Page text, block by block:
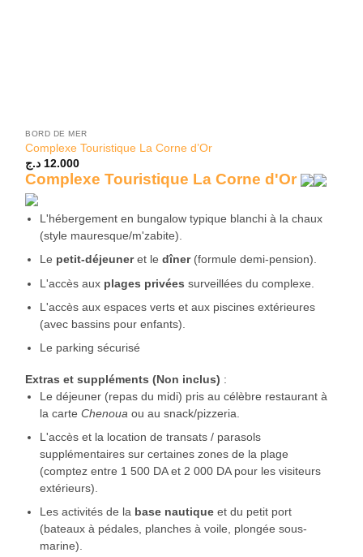
BORD DE MER
Complexe Touristique La Corne d’Or
12.000 د.ج
Complexe Touristique La Corne d'Or
L'hébergement en bungalow typique blanchi à la chaux
(style mauresque/m'zabite).
Le petit-déjeuneret le dîner(formule demi-pension).
L'accès aux plages privées surveillées du complexe.
L'accès aux espaces verts et aux piscines extérieures
(avec bassins pour enfants).
Le parking sécurisé
Extras et suppléments (Non inclus) :
Le déjeuner (repas du midi) pris au célèbre restaurant à
la carte Chenoua ou au snack/pizzeria.
L'accès et la location de transats / parasols
supplémentaires sur certaines zones de la plage
(comptez entre 1 500 DA et 2 000 DA pour les visiteurs
extérieurs).
Les activités de la base nautiqueet du petit port
(bateaux à pédales, planches à voile, plongée sous-
marine).